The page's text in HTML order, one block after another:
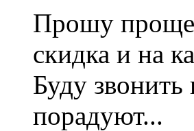
Прошу
скидка и на
Буду
порадуют...